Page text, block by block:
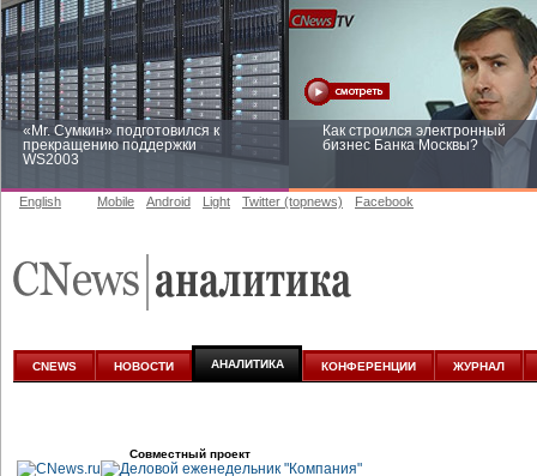
«Mr. Сумкин» подготовился к
прекращению поддержки
WS2003
Как строился электронный
бизнес Банка Москвы?
аналитике
English Mobile Android Light Twitter (topnews) Facebook
CNEWS НОВОСТИ АНАЛИТИКА КОНФЕРЕНЦИИ ЖУРНАЛ
Совместный проект